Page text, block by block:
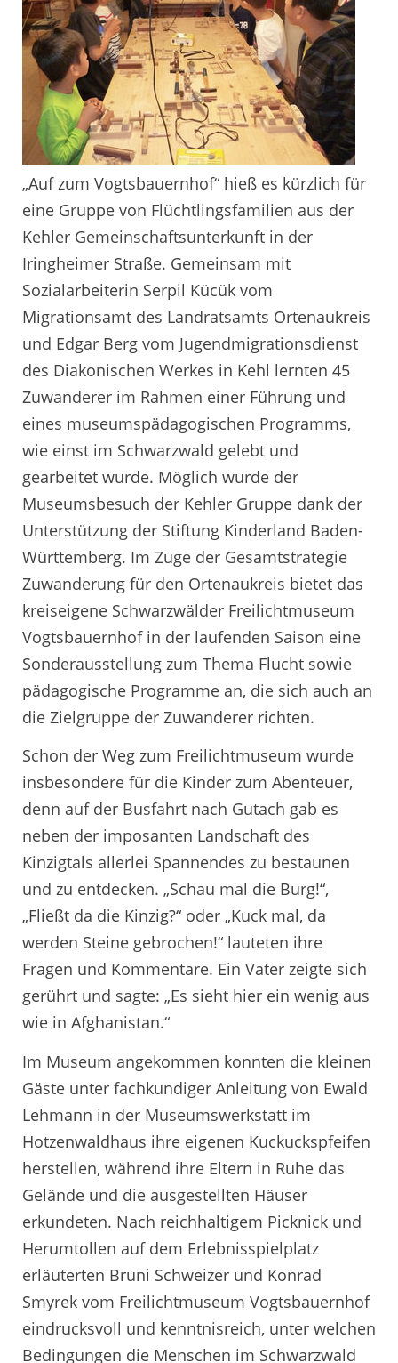
„Auf zum Vogtsbauernhof“ hieß es kürzlich für
eine Gruppe von Flüchtlingsfamilien aus der
Kehler Gemeinschaftsunterkunft in der
Iringheimer Straße. Gemeinsam mit
Sozialarbeiterin Serpil Kücük vom
Migrationsamt des Landratsamts Ortenaukreis
und Edgar Berg vom Jugendmigrationsdienst
des Diakonischen Werkes in Kehl lernten 45
Zuwanderer im Rahmen einer Führung und
eines museumspädagogischen Programms,
wie einst im Schwarzwald gelebt und
gearbeitet wurde. Möglich wurde der
Museumsbesuch der Kehler Gruppe dank der
Unterstützung der Stiftung Kinderland Baden-
Württemberg. Im Zuge der Gesamtstrategie
Zuwanderung für den Ortenaukreis bietet das
kreiseigene Schwarzwälder Freilichtmuseum
Vogtsbauernhof in der laufenden Saison eine
Sonderausstellung zum Thema Flucht sowie
pädagogische Programme an, die sich auch an
die Zielgruppe der Zuwanderer richten.
Schon der Weg zum Freilichtmuseum wurde
insbesondere für die Kinder zum Abenteuer,
denn auf der Busfahrt nach Gutach gab es
neben der imposanten Landschaft des
Kinzigtals allerlei Spannendes zu bestaunen
und zu entdecken. „Schau mal die Burg!“,
„Fließt da die Kinzig?“ oder „Kuck mal, da
werden Steine gebrochen!“ lauteten ihre
Fragen und Kommentare. Ein Vater zeigte sich
gerührt und sagte: „Es sieht hier ein wenig aus
wie in Afghanistan.“
Im Museum angekommen konnten die kleinen
Gäste unter fachkundiger Anleitung von Ewald
Lehmann in der Museumswerkstatt im
Hotzenwaldhaus ihre eigenen Kuckuckspfeifen
herstellen, während ihre Eltern in Ruhe das
Gelände und die ausgestellten Häuser
erkundeten. Nach reichhaltigem Picknick und
Herumtollen auf dem Erlebnisspielplatz
erläuterten Bruni Schweizer und Konrad
Smyrek vom Freilichtmuseum Vogtsbauernhof
eindrucksvoll und kenntnisreich, unter welchen
Bedingungen die Menschen im Schwarzwald